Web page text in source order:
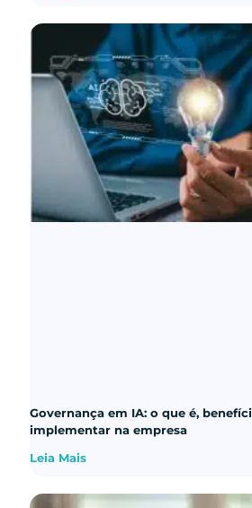
Governança em IA: o que é,
implementar na empresa
Leia Mais